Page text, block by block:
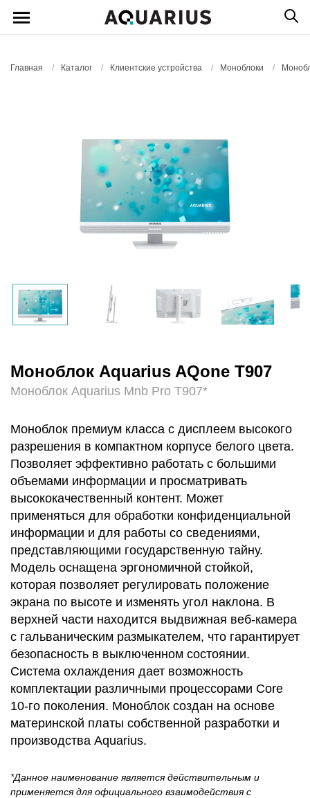
Главная / Каталог / Клиентские устройства / Моноблоки /
Моноблок Aquarius AQone T907
Моноблок Aquarius Mnb Pro T907*
Моноблок премиум класса с дисплеем высокого
разрешения в компактном корпусе белого цвета.
Позволяет эффективно работать с большими
объемами информации и просматривать
высококачественный контент. Может
применяться для обработки конфиденциальной
информации и для работы со сведениями,
представляющими государственную тайну.
Модель оснащена эргономичной стойкой,
которая позволяет регулировать положение
экрана по высоте и изменять угол наклона. В
верхней части находится выдвижная веб-камера
с гальваническим размыкателем, что гарантирует
безопасность в выключенном состоянии.
Система охлаждения дает возможность
комплектации различными процессорами Core
10-го поколения. Моноблок создан на основе
материнской платы собственной разработки и
производства Aquarius.
*Данное наименование является действительным и
применяется для официального взаимодействия с